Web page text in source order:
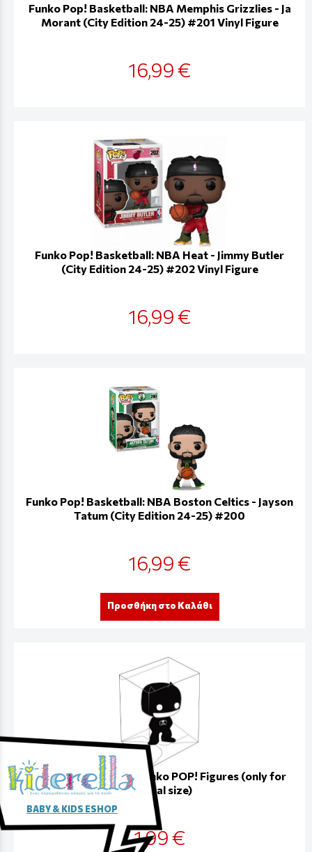
Funko Pop! Basketball: NBA Memphis Grizzlies - Ja
Morant (City Edition 24-25) #201 Vinyl Figure
16,99 €
Funko Pop! Basketball: NBA Heat - Jimmy Butler
(City Edition 24-25) #202 Vinyl Figure
16,99 €
Funko Pop! Basketball: NBA Boston Celtics - Jayson
Tatum (City Edition 24-25) #200
16,99 €
Προσθήκη στο Καλάθι
Protective Case for Funko POP! Figures (only for
Normal size)
1,99 €
BABY & KIDS ESHOP